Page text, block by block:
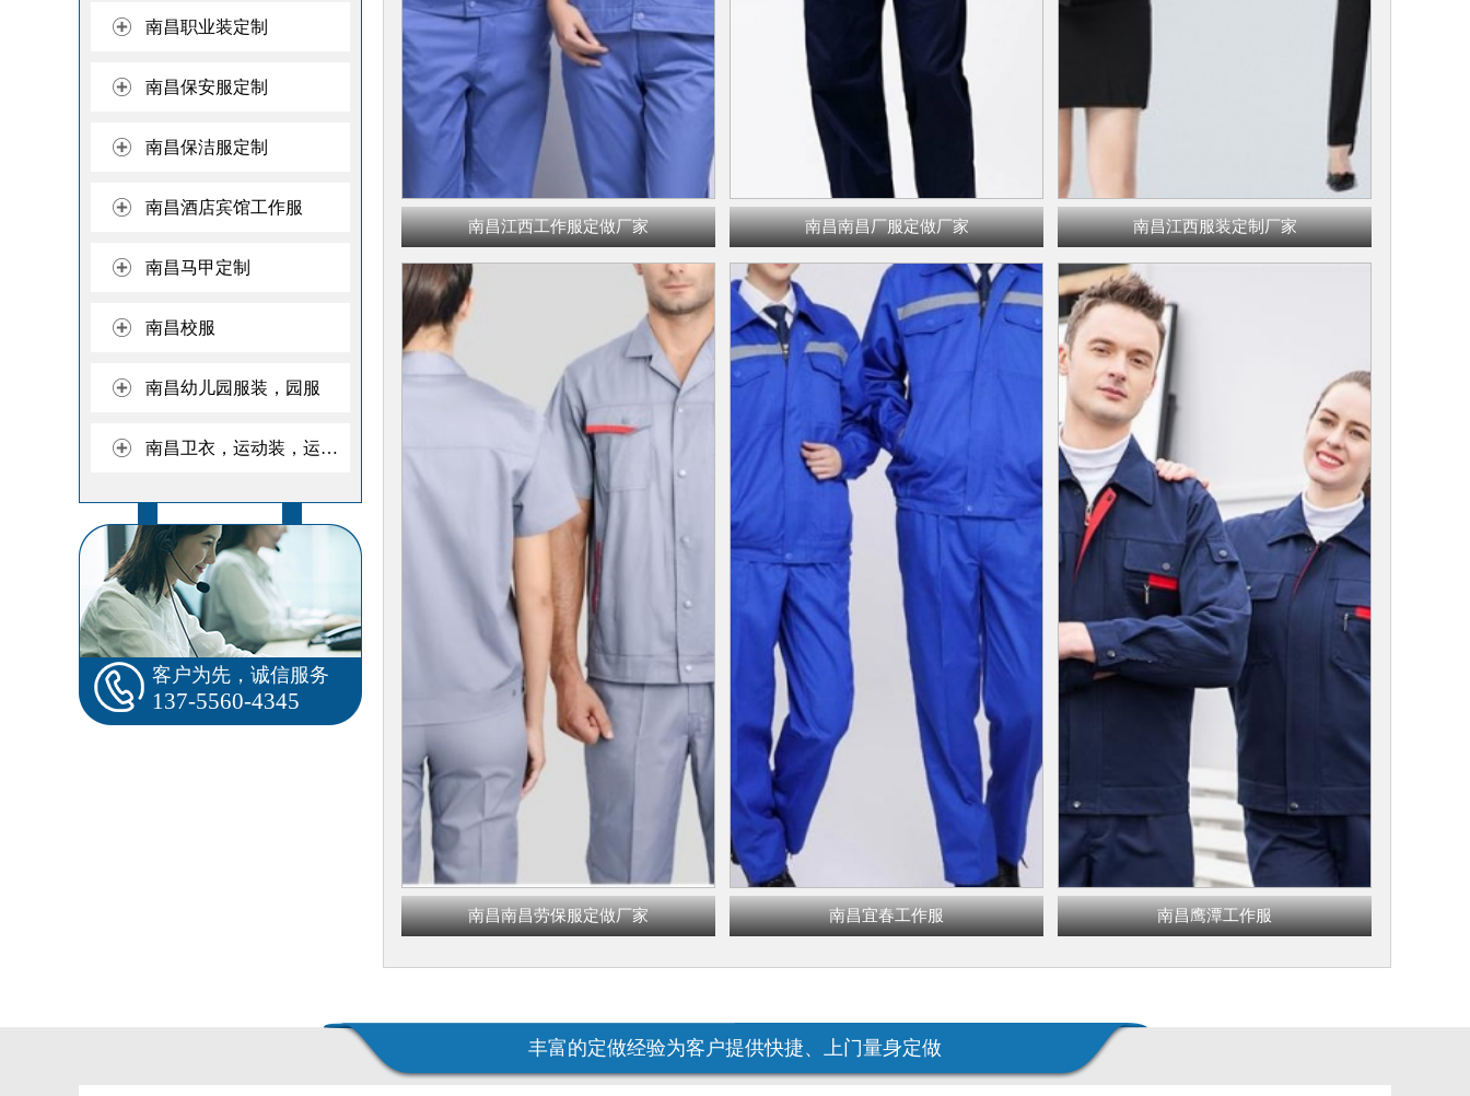
南昌职业装定制
南昌保安服定制
南昌保洁服定制
南昌酒店宾馆工作服
南昌马甲定制
南昌校服
南昌幼儿园服装，园服
南昌卫衣，运动装，运动服广告卫衣
客户为先，诚信服务
137-5560-4345
南昌江西工作服定做厂家 南昌南昌厂服定做厂家 南昌江西服装定制厂家
南昌南昌劳保服定做厂家 南昌宜春工作服 南昌鹰潭工作服
丰富的定做经验为客户提供快捷、上门量身定做